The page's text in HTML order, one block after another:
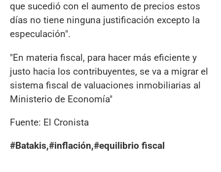
que sucedió con el aumento de precios estos
días no tiene ninguna justificación excepto la
especulación".
"En materia fiscal, para hacer más eficiente y
justo hacia los contribuyentes, se va a migrar el
sistema fiscal de valuaciones inmobiliarias al
Ministerio de Economía"
Fuente: El Cronista
#Batakis,#inflación,#equilibrio fiscal